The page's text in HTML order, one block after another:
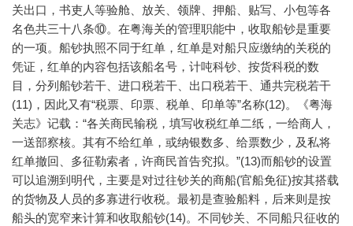
关出口，书吏人等验舱、放关、领牌、押船、贴写、小包等各
名色共三十八条⑩。在粤海关的管理职能中，收取船钞是重要
的一项。船钞执照不同于红单，红单是对船只应缴纳的关税的
凭证，红单的内容包括该船名号，计吨科钞、按货科税的数
目，分列船钞若干、进口税若干、出口税若干、通共完税若干
(11)，因此又有“税票、印票、税单、印单等”名称(12)。《粤海
关志》记载：“各关商民输税，填写收税红单二纸，一给商人，
一送部察核。其有不给红单，或纳银数多、给票数少，及私将
红单撤回、多征勒索者，许商民首告究拟。”(13)而船钞的设置
可以追溯到明代，主要是对过往钞关的商船(官船免征)按其搭载
的货物及人员的多寡进行收税。最初是查验船料，后来则是按
船头的宽窄来计算和收取船钞(14)。不同钞关、不同船只征收的